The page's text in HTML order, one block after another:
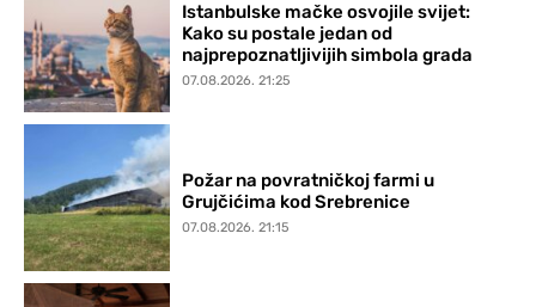
Istanbulske mačke osvojile svijet:
Kako su postale jedan od
najprepoznatljivijih simbola grada
07.08.2026. 21:25
Požar na povratničkoj farmi u
Grujčićima kod Srebrenice
07.08.2026. 21:15